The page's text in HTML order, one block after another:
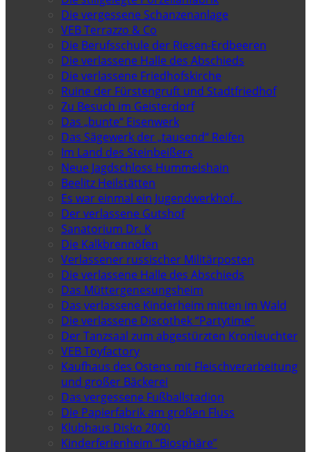
Die vergessene Schanzenanlage
VEB Terrazzo & Co
Die Berufsschule der Riesen-Erdbeeren
Die verlassene Halle des Abschieds
Die verlassene Friedhofskirche
Ruine der Fürstengruft und Stadtfriedhof
Zu Besuch im Geisterdorf
Das „bunte“ Eisenwerk
Das Sägewerk der „tausend“ Reifen
Im Land des Steinbeißers
Neue Jagdschloss Hummelshain
Beelitz Heilstätten
Es war einmal ein Jugendwerkhof…
Der verlassene Gutshof
Sanatorium Dr. K
Die Kalkbrennöfen
Verlassener russischer Militärposten
Die verlassene Halle des Abschieds
Das Müttergenesungsheim
Das verlassene Kinderheim mitten im Wald
Die verlassene Discothek “Partytime”
Der Tanzsaal zum abgestürzten Kronleuchter
VEB Toyfactory
Kaufhaus des Ostens mit Fleischverarbeitung
und großer Bäckerei
Das vergessene Fußballstadion
Die Papierfabrik am großen Fluss
Klubhaus Disko 2000
Kinderferienheim “Biosphäre”